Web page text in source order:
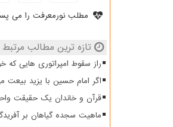
مطلب نورمعرفت را می
تازه ترین مطالب مرتبط
راز سقوط امپراتوری هایی
اگر امام حسین با یزید
قرآن و خاندان یک حقیقت
ماهیت سجده گیاهان بر